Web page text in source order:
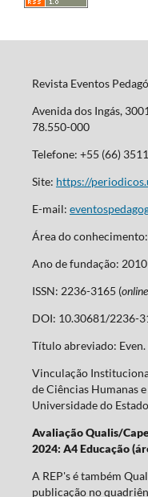
Revista Eventos
Avenida dos Ingás,
78.550-000
Telefone: +55 (66)
Site: https://
E-mail:
Área do
Ano de fundação: 2010
ISSN: 2236-3165 (online
DOI: 10.30681/2236-
Título abreviado: Even.
Vinculação
de Ciências Humanas
Universidade do
Avaliação Qualis/
2024: A4 Educação
A REP's é também
publicação no